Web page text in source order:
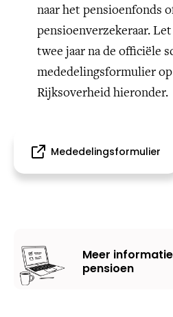
naar het pensioenfonds
pensioenverzekeraar.
twee jaar na de officiële
mededelingsformulier
Rijksoverheid hieronder.
Mededelingsformulier
Meer
pensioen